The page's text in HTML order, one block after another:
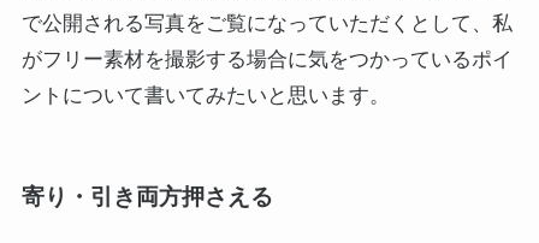
で公開される写真をご覧になっていただくとして、私
がフリー素材を撮影する場合に気をつかっているポイ
ントについて書いてみたいと思います。
寄り・引き両方押さえる